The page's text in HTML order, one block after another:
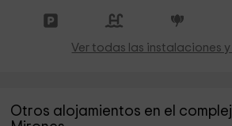
Ver todas las instalaciones
Otros alojamientos en el